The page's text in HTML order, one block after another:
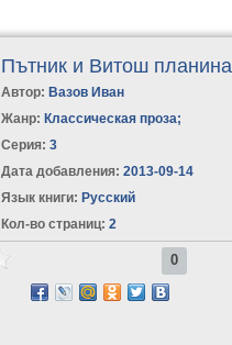
Пътник и Витош планина
Автор: Вазов Иван
Жанр: Классическая проза;
Серия: 3
Дата добавления: 2013-09-14
Язык книги: Русский
Кол-во страниц: 2
0